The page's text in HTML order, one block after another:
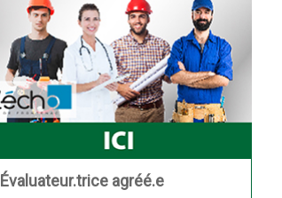
Évaluateur.trice agréé.e